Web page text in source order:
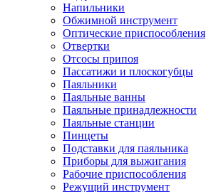
Напильники
Обжимной инструмент
Оптические приспособления
Отвертки
Отсосы припоя
Пассатижи и плоскогубцы
Паяльники
Паяльные ванны
Паяльные принадлежности
Паяльные станции
Пинцеты
Подставки для паяльника
Приборы для выжигания
Рабочие приспособления
Режущий инструмент